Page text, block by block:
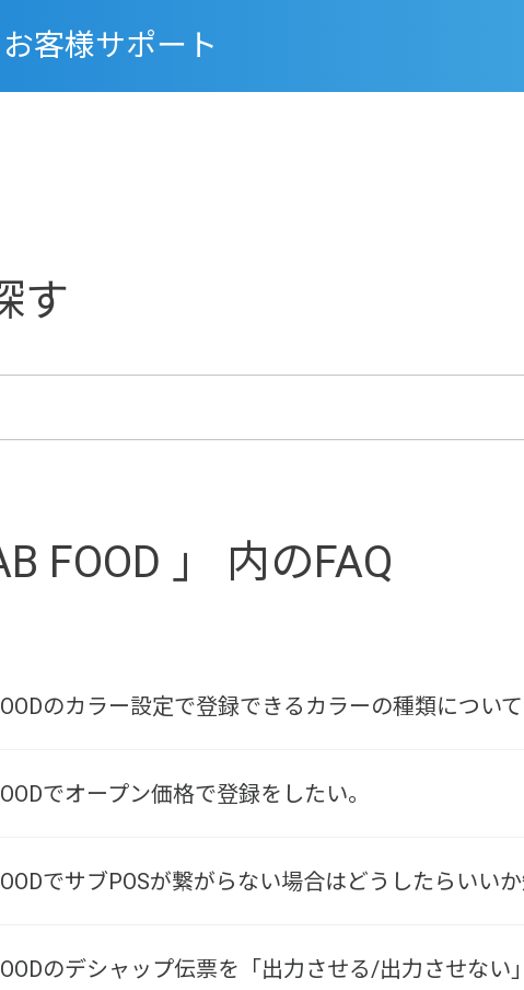
お客様サポート
FOOD 」 内のFAQ
のカラー設定で登録できるカラーの種類について
でオープン価格で登録をしたい。
でサブPOSが繋がらない場合はどうしたらいいか
のデシャップ伝票を「出力させる/出力させない